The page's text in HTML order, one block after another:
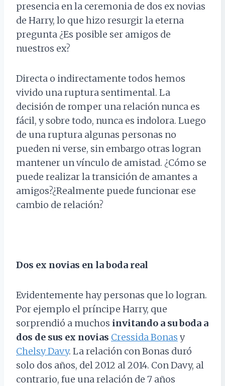
presencia en la ceremonia de dos ex novias
de Harry, lo que hizo resurgir la eterna
pregunta ¿Es posible ser amigos de
nuestros ex?
Directa o indirectamente todos hemos
vivido una ruptura sentimental. La
decisión de romper una relación nunca es
fácil, y sobre todo, nunca es indolora. Luego
de una ruptura algunas personas no
pueden ni verse, sin embargo otras logran
mantener un vínculo de amistad. ¿Cómo se
puede realizar la transición de amantes a
amigos?¿Realmente puede funcionar ese
cambio de relación?
Dos ex novias en la boda real
Evidentemente hay personas que lo logran.
Por ejemplo el príncipe Harry, que
sorprendió a muchos invitando a su boda a
dos de sus ex novias Cressida Bonas y
Chelsy Davy. La relación con Bonas duró
solo dos años, del 2012 al 2014. Con Davy, al
contrario, fue una relación de 7 años